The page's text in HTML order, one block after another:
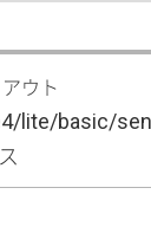
ウト
lite/basic/